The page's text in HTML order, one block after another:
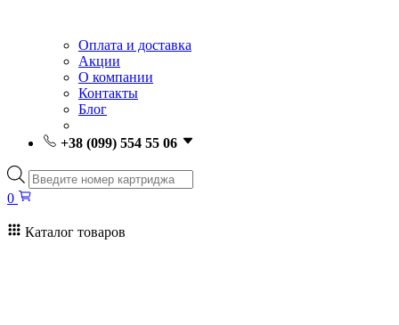
Оплата и доставка
Акции
О компании
Контакты
Блог
+38 (099) 554 55 06
Поиск
товаров
0
Каталог товаров